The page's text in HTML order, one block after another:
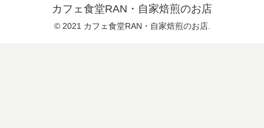
カフェ食堂RAN・自家焙煎のお店
© 2021 カフェ食堂RAN・自家焙煎のお店.